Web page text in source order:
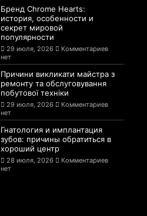
Бренд Chrome Hearts:
история, особенности и
секрет мировой
популярности
29 июля, 2026
Комментариев
нет
Причини викликати майстра з
ремонту та обслуговування
побутової техніки
29 июля, 2026
Комментариев
нет
Гнатология и имплантация
зубов: причины обратиться в
хороший центр
28 июля, 2026
Комментариев
нет